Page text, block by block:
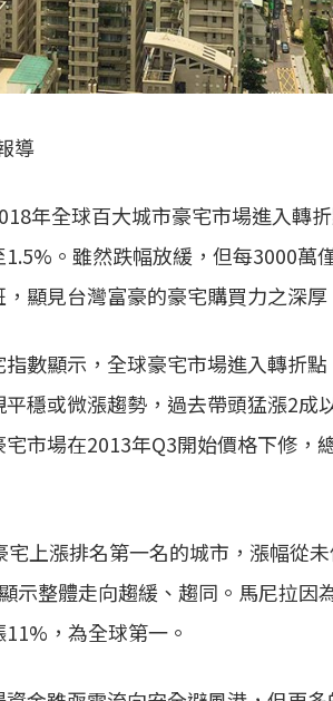
導
年全球百大城市豪宅市場進入轉
。雖然跌幅放緩，但每3000萬
顯見台灣富豪的豪宅購買力之深厚
數顯示，全球豪宅市場進入轉折
穩或微漲趨勢，過去帶頭猛漲2成
市場在2013年Q3開始價格下修，
上漲排名第一名的城市，漲幅從
示整體走向趨緩、趨同。馬尼拉因
，為全球第一。